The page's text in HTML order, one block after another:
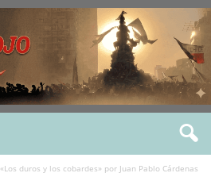
«Los duros y los cobardes» por Juan Pablo Cárdenas